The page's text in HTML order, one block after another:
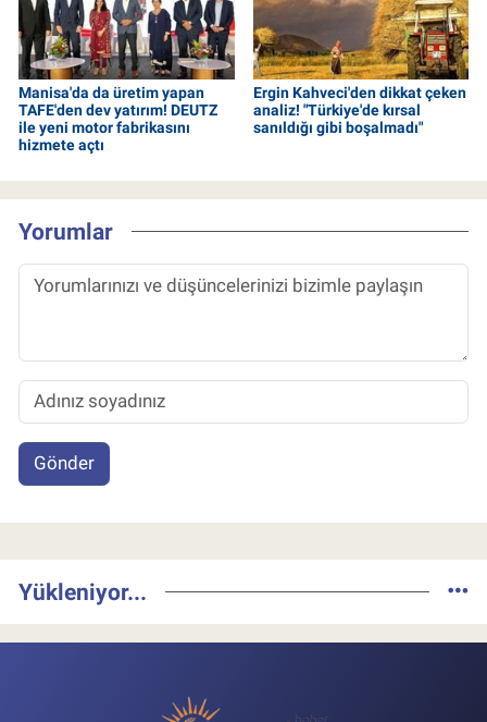
Manisa'da da üretim yapan
TAFE'den dev yatırım! DEUTZ
ile yeni motor fabrikasını
hizmete açtı
Ergin Kahveci'den dikkat çeken
analiz! "Türkiye'de kırsal
sanıldığı gibi boşalmadı"
Yorumlar
Gönder
Yükleniyor...